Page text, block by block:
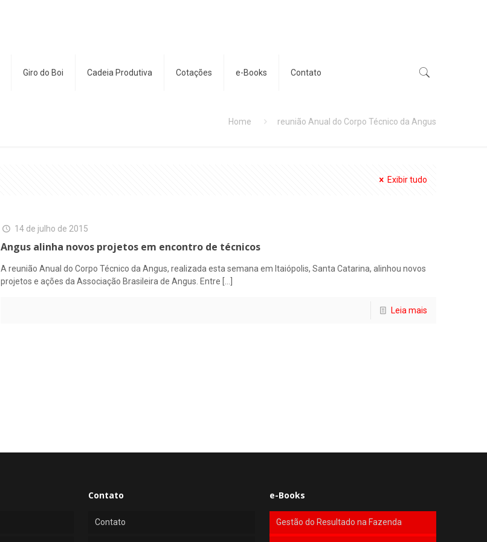
Giro do Boi Cadeia Produtiva Cotações e-Books Contato
Home reunião Anual do Corpo Técnico da Angus
Exibir tudo
14 de julho de 2015
Angus alinha novos projetos em encontro de técnicos
A reunião Anual do Corpo Técnico da Angus, realizada esta semana em Itaiópolis, Santa Catarina, alinhou novos
projetos e ações da Associação Brasileira de Angus. Entre
Leia mais
Contato
Contato
e-Books
Gestão do Resultado na Fazenda